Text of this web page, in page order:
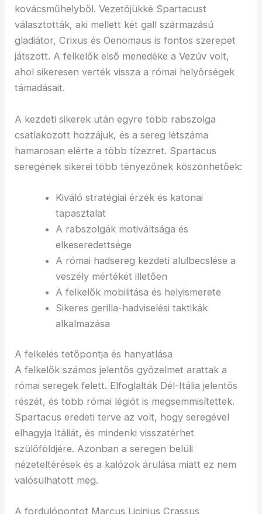
kovácsműhelyből. Vezetőjükké Spartacust
választották, aki mellett két gall származású
gladiátor, Crixus és Oenomaus is fontos szerepet
játszott. A felkelők első menedéke a Vezúv volt,
ahol sikeresen verték vissza a római helyőrségek
támadásait.
A kezdeti sikerek után egyre több rabszolga
csatlakozott hozzájuk, és a sereg létszáma
hamarosan elérte a több tízezret. Spartacus
seregének sikerei több tényezőnek köszönhetőek:
Kiváló stratégiai érzék és katonai
tapasztalat
A rabszolgák motiváltsága és
elkeseredettsége
A római hadsereg kezdeti alulbecslése a
veszély mértékét illetően
A felkelők mobilitása és helyismerete
Sikeres gerilla-hadviselési taktikák
alkalmazása
A felkelés tetőpontja és hanyatlása
A felkelők számos jelentős győzelmet arattak a
római seregek felett. Elfoglalták Dél-Itália jelentős
részét, és több római légiót is megsemmisítettek.
Spartacus eredeti terve az volt, hogy seregével
elhagyja Itáliát, és mindenki visszatérhet
szülőföldjére. Azonban a seregen belüli
nézeteltérések és a kalózok árulása miatt ez nem
valósulhatott meg.
A fordulópontot Marcus Licinius Crassus